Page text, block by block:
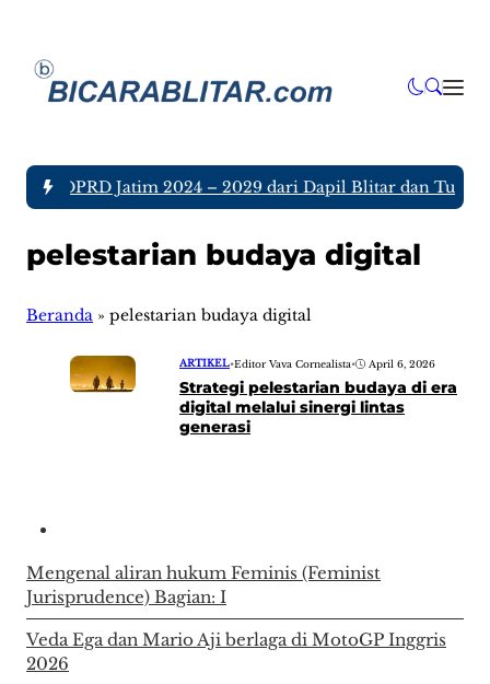
DPRD Jatim 2024 – 2029 dari Dapil Blitar dan
pelestarian budaya digital
Beranda » pelestarian budaya digital
ARTIKEL•Editor Vava Cornealista• April 6, 2026
Strategi pelestarian budaya di era
digital melalui sinergi lintas
generasi
Mengenal aliran hukum Feminis (Feminist
Jurisprudence) Bagian: I
Veda Ega dan Mario Aji berlaga di MotoGP Inggris
2026